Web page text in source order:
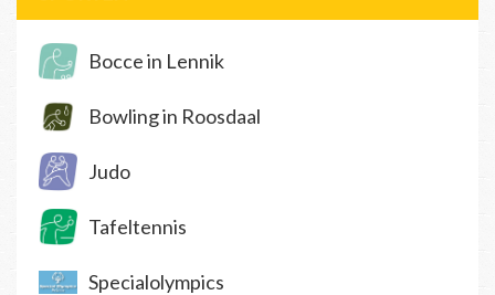
Bocce in Lennik
Bowling in Roosdaal
Judo
Tafeltennis
Specialolympics